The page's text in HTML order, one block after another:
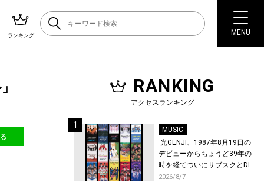
ランキング MENU
RANKING
アクセスランキング
MUSIC
光GENJI、1987年8月19日の
デビューからちょうど39年の
時を経てついにサブスクとDL
配信が解禁！
2026/8/7